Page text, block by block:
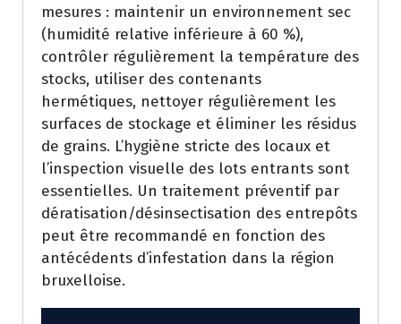
mesures : maintenir un environnement sec
(humidité relative inférieure à 60 %),
contrôler régulièrement la température des
stocks, utiliser des contenants
hermétiques, nettoyer régulièrement les
surfaces de stockage et éliminer les résidus
de grains. L’hygiène stricte des locaux et
l’inspection visuelle des lots entrants sont
essentielles. Un traitement préventif par
dératisation/désinsectisation des entrepôts
peut être recommandé en fonction des
antécédents d’infestation dans la région
bruxelloise.